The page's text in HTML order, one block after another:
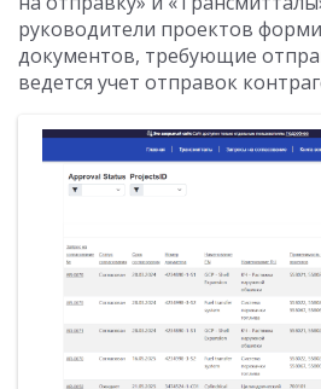
руководители проектов
документов, требующие
ведется учет отправок